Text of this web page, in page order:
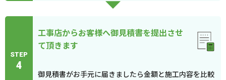
STEP
4
工事店からお客様へ御見積書を提出させ
て頂きます
御見積書がお手元に届きましたら金額と施工内容を比較